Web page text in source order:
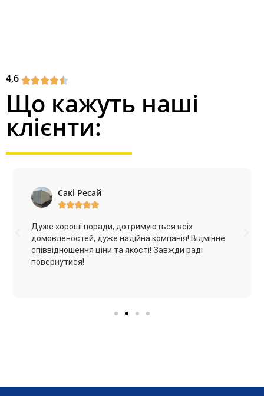
4,6
Що кажуть наші
клієнти:
Сакі Ресай

Дуже хороші поради, дотримуються всіх
домовленостей, дуже надійна компанія! Відмінне
співвідношення ціни та якості! Завжди раді
повернутися!